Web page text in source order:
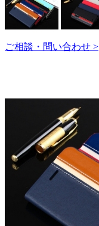
ご相談・問い合わせ >